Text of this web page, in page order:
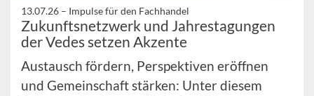
13.07.26 – Impulse für den Fachhandel
Zukunftsnetzwerk und Jahrestagungen
der Vedes setzen Akzente
Austausch fördern, Perspektiven eröffnen
und Gemeinschaft stärken: Unter diesem